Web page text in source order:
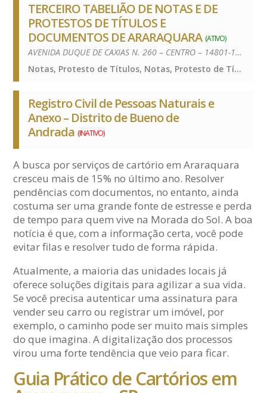
TERCEIRO TABELIÃO DE NOTAS E DE
PROTESTOS DE TÍTULOS E
DOCUMENTOS DE ARARAQUARA (ATIVO)
AVENIDA DUQUE DE CAXIAS N. 260 – CENTRO – 14801-120
Notas, Protesto de Títulos, Notas, Protesto de Títulos, Notas, Protesto de Títulos
Registro Civil de Pessoas Naturais e
Anexo – Distrito de Bueno de
Andrada (INATIVO)
A busca por serviços de cartório em Araraquara
cresceu mais de 15% no último ano. Resolver
pendências com documentos, no entanto, ainda
costuma ser uma grande fonte de estresse e perda
de tempo para quem vive na Morada do Sol. A boa
notícia é que, com a informação certa, você pode
evitar filas e resolver tudo de forma rápida.
Atualmente, a maioria das unidades locais já
oferece soluções digitais para agilizar a sua vida.
Se você precisa autenticar uma assinatura para
vender seu carro ou registrar um imóvel, por
exemplo, o caminho pode ser muito mais simples
do que imagina. A digitalização dos processos
virou uma forte tendência que veio para ficar.
Guia Prático de Cartórios em